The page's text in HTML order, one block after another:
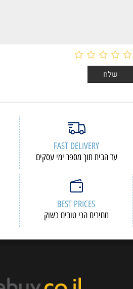
FAST DELIVERY
עד הבית תוך מספר ימי עסקים
BEST PRICES
מחירים הכי טובים בשוק